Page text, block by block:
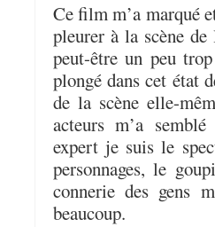
Ce film m’a marqué
pleurer à la scène de
peut-être un peu
plongé dans cet état
de la scène elle-
acteurs m’a
expert je suis le
personnages, le
connerie des gens
beaucoup.